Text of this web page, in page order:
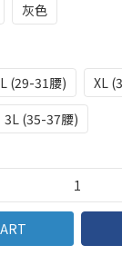
灰色
L (29-31腰)
XL
3L (35-37腰)